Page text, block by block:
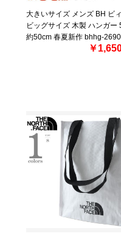
大きいサイズ メンズ BH ビ
ビッグサイズ 木製 ハンガー
約50cm 春夏新作 bhhg-
￥